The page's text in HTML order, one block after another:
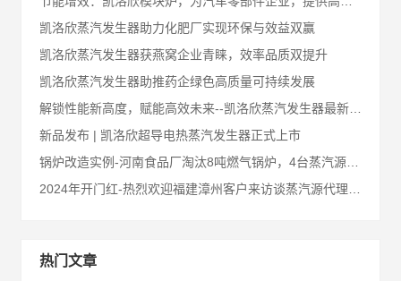
凯洛欣蒸汽发生器助力化肥厂实现环保与效益双赢
凯洛欣蒸汽发生器获燕窝企业青睐，效率品质双提升
凯洛欣蒸汽发生器助推药企绿色高质量可持续发展
解锁性能新高度，赋能高效未来--凯洛欣蒸汽发生器最新升级汇总
新品发布 | 凯洛欣超导电热蒸汽发生器正式上市
锅炉改造实例-河南食品厂淘汰8吨燃气锅炉，4台蒸汽源来替代
热门文章